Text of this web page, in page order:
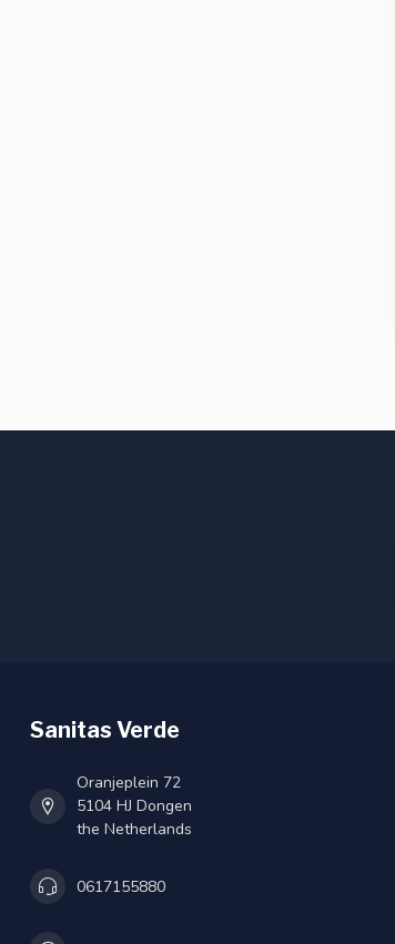
Sanitas Verde
Oranjeplein 72
5104 HJ Dongen
the Netherlands
0617155880